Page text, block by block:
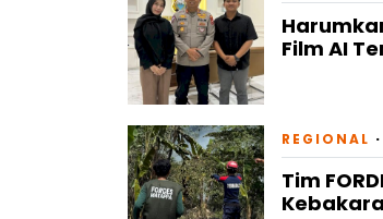
Film AI
REGIONAL
Tim